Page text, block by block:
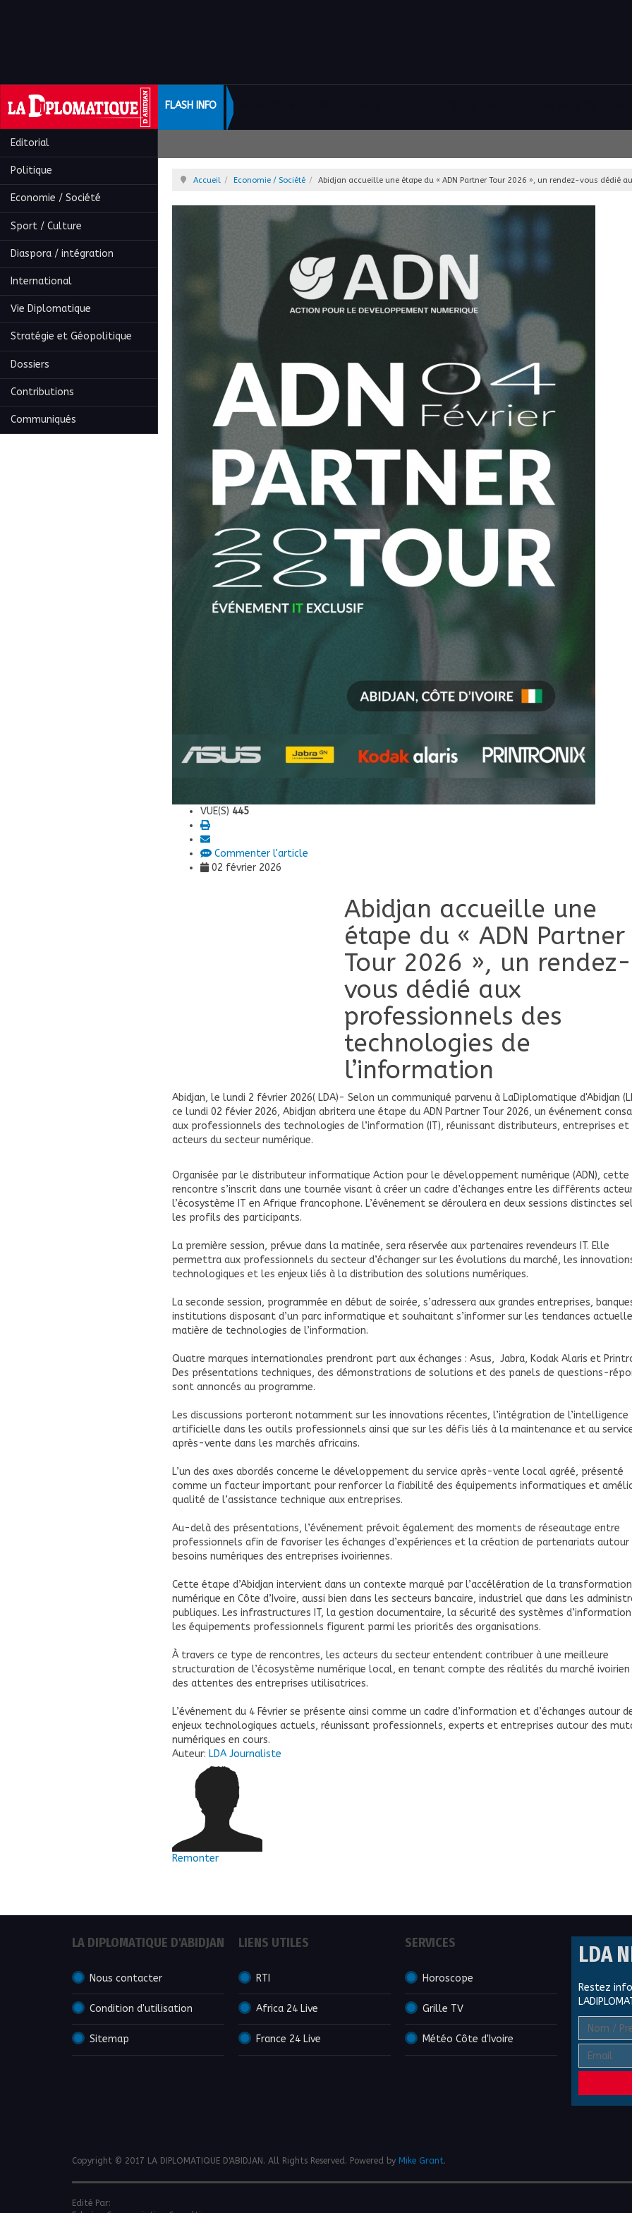
FLASH INFO
Editorial
Politique
Economie / Société
Sport / Culture
Diaspora / intégration
International
Vie Diplomatique
Stratégie et Géopolitique
Dossiers
Contributions
Communiqués
Accueil Economie / Société Abidjan accueille une étape du « ADN Partner Tour 2026 », un rendez-vous dédié
VUE(S) 445
Commenter l'article
02 février 2026
Abidjan accueille une
étape du « ADN Partner
Tour 2026 », un rendez-
vous dédié aux
professionnels des
technologies de
l’information
Abidjan, le lundi 2 février 2026( LDA)- Selon un communiqué parvenu à LaDiplomatique d'Abidjan
ce lundi 02 févier 2026, Abidjan abritera une étape du ADN Partner Tour 2026, un événement
aux professionnels des technologies de l’information (IT), réunissant distributeurs, entreprises et
acteurs du secteur numérique.
Organisée par le distributeur informatique Action pour le développement numérique (ADN), cette
rencontre s’inscrit dans une tournée visant à créer un cadre d’échanges entre les différents
l’écosystème IT en Afrique francophone. L’événement se déroulera en deux sessions distinctes
les profils des participants.
La première session, prévue dans la matinée, sera réservée aux partenaires revendeurs IT. Elle
permettra aux professionnels du secteur d’échanger sur les évolutions du marché, les
technologiques et les enjeux liés à la distribution des solutions numériques.
La seconde session, programmée en début de soirée, s’adressera aux grandes entreprises,
institutions disposant d’un parc informatique et souhaitant s’informer sur les tendances
matière de technologies de l’information.
Quatre marques internationales prendront part aux échanges : Asus, Jabra, Kodak Alaris et
Des présentations techniques, des démonstrations de solutions et des panels de questions-
sont annoncés au programme.
Les discussions porteront notamment sur les innovations récentes, l’intégration de l’intelligence
artificielle dans les outils professionnels ainsi que sur les défis liés à la maintenance et au
après-vente dans les marchés africains.
L’un des axes abordés concerne le développement du service après-vente local agréé, présenté
comme un facteur important pour renforcer la fiabilité des équipements informatiques et
qualité de l’assistance technique aux entreprises.
Au-delà des présentations, l’événement prévoit également des moments de réseautage entre
professionnels afin de favoriser les échanges d’expériences et la création de partenariats autour
besoins numériques des entreprises ivoiriennes.
Cette étape d’Abidjan intervient dans un contexte marqué par l’accélération de la transformation
numérique en Côte d’Ivoire, aussi bien dans les secteurs bancaire, industriel que dans les
publiques. Les infrastructures IT, la gestion documentaire, la sécurité des systèmes
les équipements professionnels figurent parmi les priorités des organisations.
À travers ce type de rencontres, les acteurs du secteur entendent contribuer à une meilleure
structuration de l’écosystème numérique local, en tenant compte des réalités du marché
des attentes des entreprises utilisatrices.
L’événement du 4 Février se présente ainsi comme un cadre d’information et d’échanges autour
enjeux technologiques actuels, réunissant professionnels, experts et entreprises autour des
numériques en cours.
Auteur: LDA Journaliste
Remonter
LA DIPLOMATIQUE D'ABIDJAN
Nous contacter
Condition d'utilisation
Sitemap
LIENS UTILES
RTI
Africa 24 Live
France 24 Live
SERVICES
Horoscope
Grille TV
Météo Côte d'Ivoire
LDA
Restez
Copyright © 2017 LA DIPLOMATIQUE D'ABIDJAN. All Rights Reserved. Powered by Mike Grant.
Edité Par: